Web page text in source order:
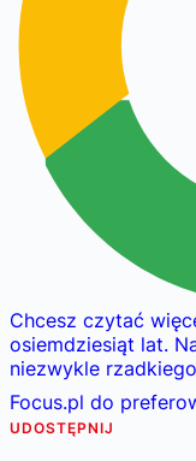
Chcesz czytać
osiemdziesiąt lat.
niezwykle
Focus.pl do
UDOSTĘPNIJ